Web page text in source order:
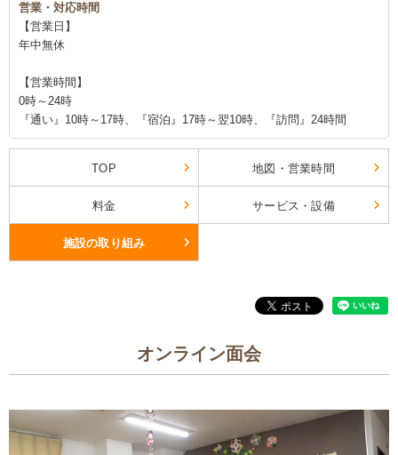
営業・対応時間
【営業日】
年中無休
【営業時間】
0時～24時
『通い』10時～17時、『宿泊』17時～翌10時、『訪問』24時間
TOP 地図・営業時間
料金 サービス・設備
施設の取り組み
オンライン面会